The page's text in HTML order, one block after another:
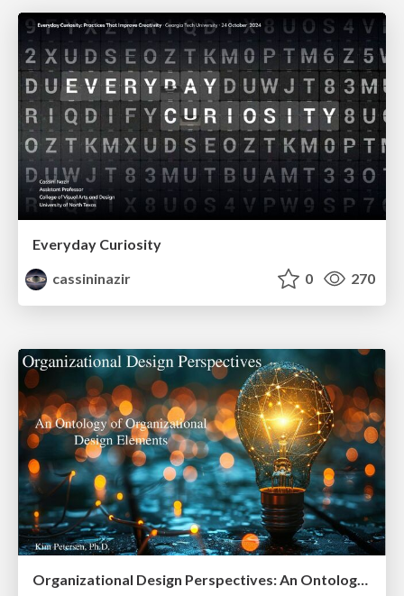
Everyday Curiosity
cassininazir
0 270
Organizational Design Perspectives: An Ontology of Organizational Design Elements